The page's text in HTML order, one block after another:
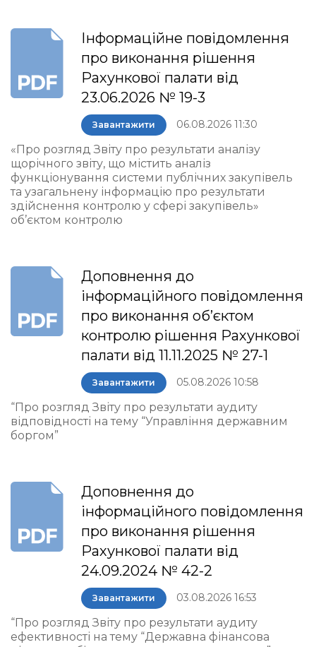
Інформаційне повідомлення
про виконання рішення
Рахункової палати від
23.06.2026 № 19-3
Завантажити 06.08.2026 11:30
«Про розгляд Звіту про результати аналізу
щорічного звіту, що містить аналіз
функціонування системи публічних закупівель
та узагальнену інформацію про результати
здійснення контролю у сфері закупівель»
об’єктом контролю
Доповнення до
інформаційного повідомлення
про виконання об’єктом
контролю рішення Рахункової
палати від 11.11.2025 № 27-1
Завантажити 05.08.2026 10:58
“Про розгляд Звіту про результати аудиту
відповідності на тему “Управління державним
боргом”
Доповнення до
інформаційного повідомлення
про виконання рішення
Рахункової палати від
24.09.2024 № 42-2
Завантажити 03.08.2026 16:53
“Про розгляд Звіту про результати аудиту
ефективності на тему “Державна фінансова